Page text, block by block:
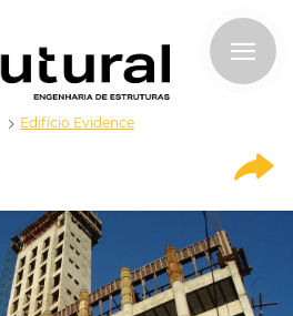
Edifício Evidence